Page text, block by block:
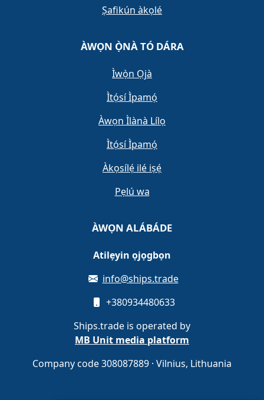
Ṣafikún àkọlé
ÀWỌN Ọ̀NÀ TÓ DÁRA
Ìwọ̀n Ọjà
Ìtọ́sí Ìpamọ́
Àwọn Ìlànà Lílọ
Ìtọ́sí Ìpamọ́
Àkọsílẹ́ ilé iṣẹ́
Pẹlú wa
ÀWỌN ALÁBÁDE
Atilẹyin ọjọgbọn
info@ships.trade
+380934480633
Ships.trade is operated by
MB Unit media platform
Company code 308087889 · Vilnius, Lithuania